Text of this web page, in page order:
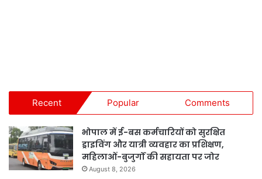
Recent Popular Comments
भोपाल में ई-बस कर्मचारियों को सुरक्षित
ड्राइविंग और यात्री व्यवहार का प्रशिक्षण,
महिलाओं-बुजुर्गों की सहायता पर जोर
August 8, 2026